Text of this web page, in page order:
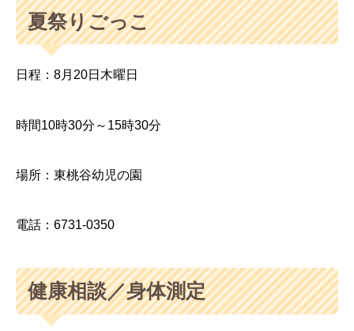
夏祭りごっこ
日程：8月20日木曜日
時間10時30分～15時30分
場所：東桃谷幼児の園
電話：6731-0350
健康相談／身体測定